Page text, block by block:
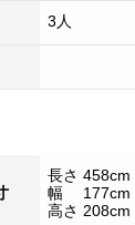
3人
長さ 458cm
幅 177cm
高さ 208cm